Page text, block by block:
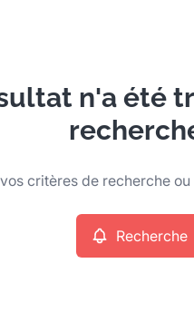
n'a été
critères de recherche
Recherche